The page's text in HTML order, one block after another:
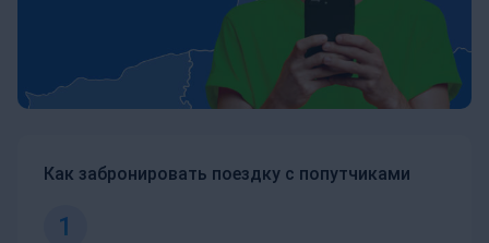
Как забронировать поездку с попутчиками
1